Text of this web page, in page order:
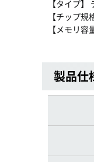
【タイプ
【チップ
【メモリ容
製品仕